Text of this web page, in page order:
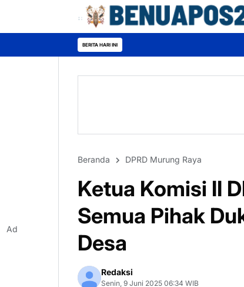
BERITA HARI INI Bupati Heriyus
Beranda DPRD Murung Raya
Ketua Komisi II
Semua Pihak
Desa
Redaksi
Senin, 9 Juni 2025 06:34 WIB
Ad